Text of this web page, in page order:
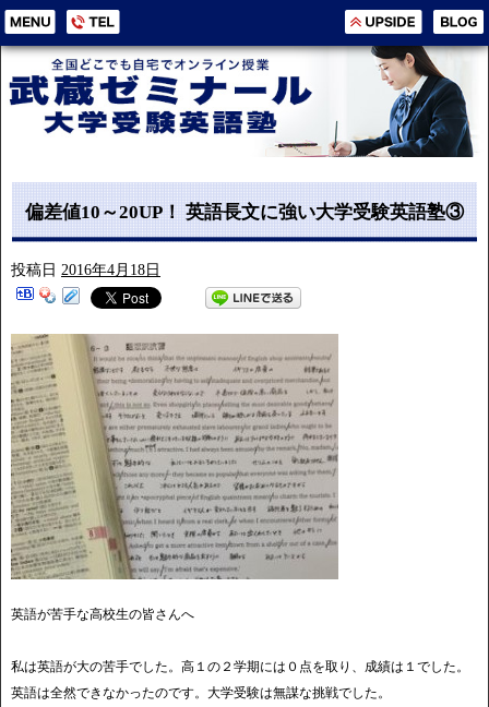
偏差値10～20UP！ 英語長文に強い大学受験英語塾③
投稿日 2016年4月18日
英語が苦手な高校生の皆さんへ
私は英語が大の苦手でした。高１の２学期には０点を取り、成績は１でした。
英語は全然できなかったのです。大学受験は無謀な挑戦でした。